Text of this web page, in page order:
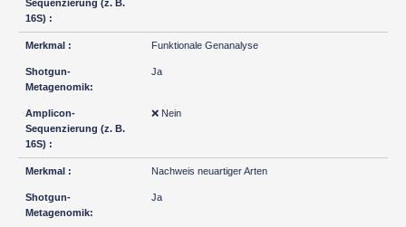
Funktionale Genanalyse
Ja
❌ Nein
Nachweis neuartiger Arten
Ja